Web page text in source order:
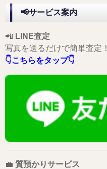
📢サービス案内
📲 LINE査定
写真を送るだけで簡単査定！
👇こちらをタップ👇
💼 質預かりサービス